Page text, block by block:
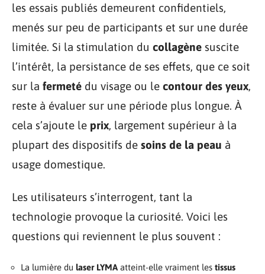
les essais publiés demeurent confidentiels,
menés sur peu de participants et sur une durée
limitée. Si la stimulation du collagène suscite
l’intérêt, la persistance de ses effets, que ce soit
sur la fermeté du visage ou le contour des yeux,
reste à évaluer sur une période plus longue. À
cela s’ajoute le prix, largement supérieur à la
plupart des dispositifs de soins de la peau à
usage domestique.
Les utilisateurs s’interrogent, tant la
technologie provoque la curiosité. Voici les
questions qui reviennent le plus souvent :
La lumière du laser LYMA atteint-elle vraiment les tissus